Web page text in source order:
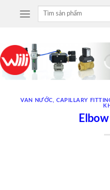
Tìm
VAN NƯỚC CAPILLARY